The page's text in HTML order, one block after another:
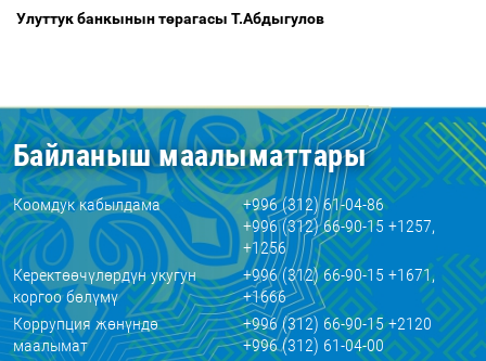
Улуттук банкынын төрагасы Т.Абдыгулов
Байланыш маалыматтары
Коомдук кабылдама
+996 (312) 61-04-86
+996 (312) 66-90-15 +1257,
+1256
Керектөөчүлөрдүн укугун
коргоо бөлүмү
+996 (312) 66-90-15 +1671,
+1666
Коррупция жөнүндө
маалымат
+996 (312) 66-90-15 +2120
+996 (312) 61-04-00